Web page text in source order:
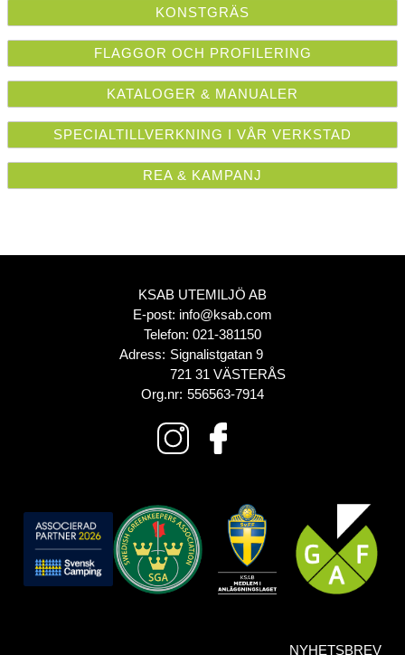
KONSTGRÄS
FLAGGOR OCH PROFILERING
KATALOGER & MANUALER
SPECIALTILLVERKNING I VÅR VERKSTAD
REA & KAMPANJ
KSAB UTEMILJÖ AB
E-post: info@ksab.com
Telefon: 021-381150
Adress: Signalistgatan 9
721 31 VÄSTERÅS
Org.nr: 556563-7914
NYHETSBREV